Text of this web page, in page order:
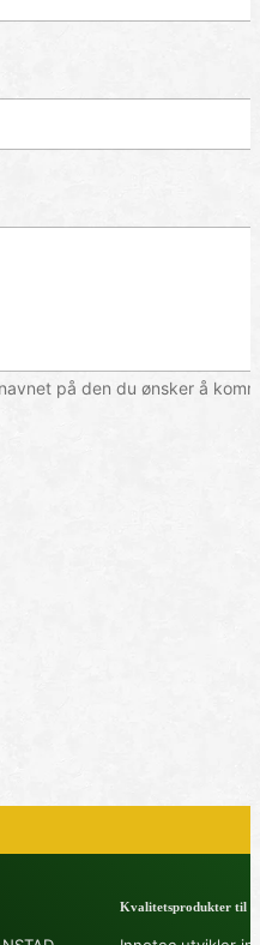
på den du ønsker å
Kvalitetsprodukter til å